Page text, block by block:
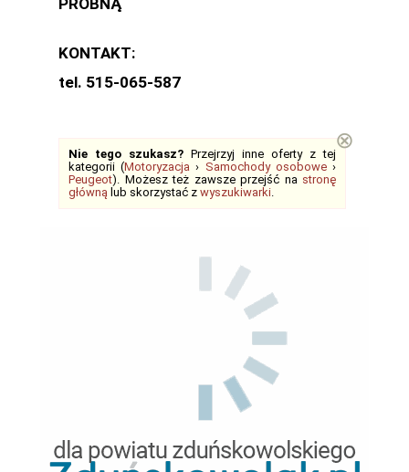
KONTAKT:
tel. 515-065-587
Nie tego szukasz? Przejrzyj inne oferty z tej
kategorii (Motoryzacja › Samochody osobowe›
Peugeot). Możesz też zawsze przejść na stronę
główną lub skorzystać z wyszukiwarki
⊗